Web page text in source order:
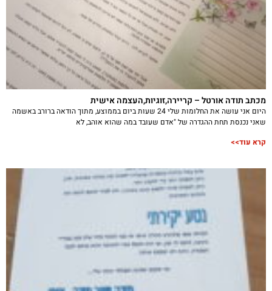
מכתב תודה אורטל – קריירה,זוגיות,העצמה אישית
היום אני עושה את החלומות שלי 24 שעות ביום בממוצע, מתוך הודאה ברורב באשמה
שאני נכנסת תחת ההגדרה של "אדם שעובד במה שהוא אוהב, לא
קרא עוד>>